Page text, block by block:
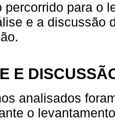
percorrido para o
e a discussão
E
analisados
o